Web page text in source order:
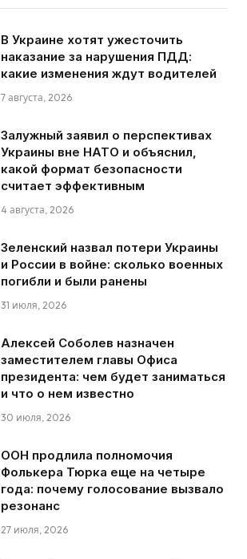
В Украине хотят ужесточить
наказание за нарушения ПДД:
какие изменения ждут водителей
7 августа, 2026
Залужный заявил о перспективах
Украины вне НАТО и объяснил,
какой формат безопасности
считает эффективным
4 августа, 2026
Зеленский назвал потери Украины
и России в войне: сколько военных
погибли и были ранены
31 июля, 2026
Алексей Соболев назначен
заместителем главы Офиса
президента: чем будет заниматься
и что о нем известно
30 июля, 2026
ООН продлила полномочия
Фолькера Тюрка еще на четыре
года: почему голосование вызвало
резонанс
27 июля, 2026